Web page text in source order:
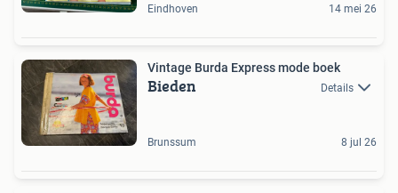
Eindhoven 14 mei 26
Vintage Burda Express mode boek
Bieden Details
Brunssum 8 jul 26